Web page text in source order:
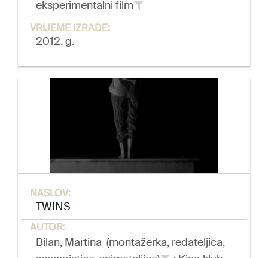
eksperimentalni film
VRIJEME IZRADE:
2012. g.
NASLOV:
TWINS
AUTOR:
Bilan, Martina (montažerka, redateljica,